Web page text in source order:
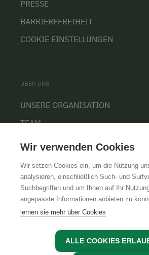
PRESSE
BARRIEREFREIHEIT
COOKIE EINSTELLUNGEN
ÜBER UNS
UNSERE ORGANISATION
TEAM
AGBIMPRESSUM
Wir verwenden Cookies
Wir setzen Cookies ein, um die Nutzung
analysieren, einschließlich Such- und
Suchbegriffen und um Ihnen auf Ihr
angepasste Informationen anbieten zu
lernen sie mehr über Cookies
ALLE COOKIES